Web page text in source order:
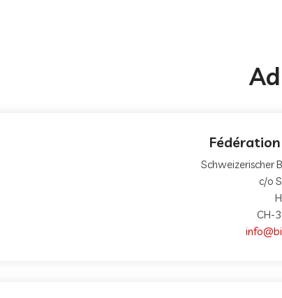
Schweizerischer
c/o
CH-